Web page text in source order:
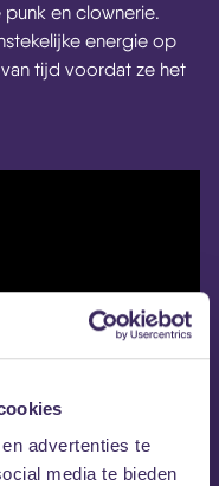
advertenties te
media te bieden
en clownerie.
energie op
tijd voordat ze het